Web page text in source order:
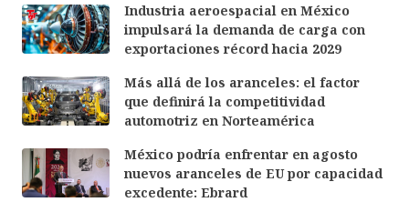
Industria aeroespacial en México
impulsará la demanda de carga con
exportaciones récord hacia 2029
Más allá de los aranceles: el factor
que definirá la competitividad
automotriz en Norteamérica
México podría enfrentar en agosto
nuevos aranceles de EU por capacidad
excedente: Ebrard